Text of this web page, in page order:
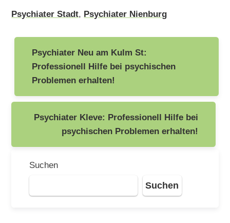
Psychiater Stadt, Psychiater Nienburg
Beitragsnavigation
Psychiater Neu am Kulm St:
Professionell Hilfe bei psychischen
Problemen erhalten!
Psychiater Kleve: Professionell Hilfe bei
psychischen Problemen erhalten!
Suchen
Suchen